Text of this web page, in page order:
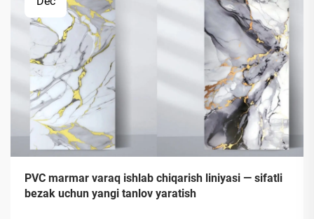
PVC marmar varaq ishlab chiqarish liniyasi — sifatli
bezak uchun yangi tanlov yaratish